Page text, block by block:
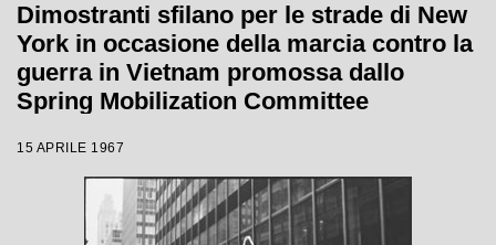
Dimostranti sfilano per le strade di New
York in occasione della marcia contro la
guerra in Vietnam promossa dallo
Spring Mobilization Committee
15 APRILE 1967